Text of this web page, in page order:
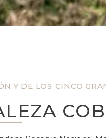
Y DE LOS CINCO